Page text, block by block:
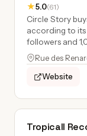
★5.0(61)
Circle Story
according to its
followers and
Rue des
Website
Tropicall